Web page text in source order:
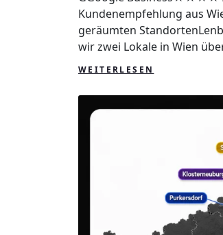
Kundenempfehlung aus
geräumten
wir zwei Lokale in Wien
WEITERLESEN